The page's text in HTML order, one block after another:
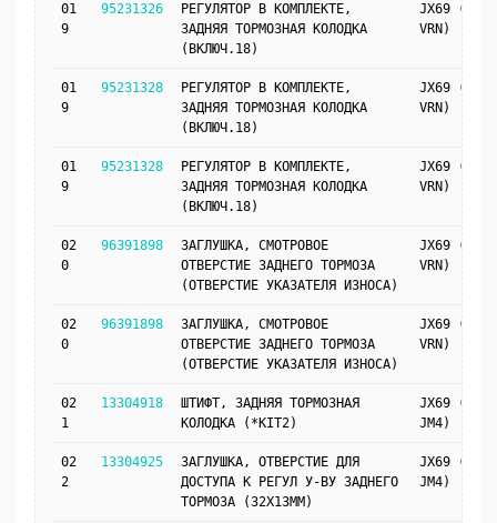
01
9
95231326
РЕГУЛЯТОР В КОМПЛЕКТЕ,
ЗАДНЯЯ ТОРМОЗНАЯ КОЛОДКА
(ВКЛЮЧ.18)
JX69 (JM4,
VRN)
01
9
95231328
РЕГУЛЯТОР В КОМПЛЕКТЕ,
ЗАДНЯЯ ТОРМОЗНАЯ КОЛОДКА
(ВКЛЮЧ.18)
JX69 (J41,
VRN)
01
9
95231328
РЕГУЛЯТОР В КОМПЛЕКТЕ,
ЗАДНЯЯ ТОРМОЗНАЯ КОЛОДКА
(ВКЛЮЧ.18)
JX69 (JM4,
VRN)
02
0
96391898
ЗАГЛУШКА, СМОТРОВОЕ
ОТВЕРСТИЕ ЗАДНЕГО ТОРМОЗА
(ОТВЕРСТИЕ УКАЗАТЕЛЯ ИЗНОСА)
JX69 (J41,
VRN)
02
0
96391898
ЗАГЛУШКА, СМОТРОВОЕ
ОТВЕРСТИЕ ЗАДНЕГО ТОРМОЗА
(ОТВЕРСТИЕ УКАЗАТЕЛЯ ИЗНОСА)
JX69 (JM4,
VRN)
02
1
13304918
ШТИФТ, ЗАДНЯЯ ТОРМОЗНАЯ
КОЛОДКА (*KIT2)
JX69 (J41,
JM4)
02
2
13304925
ЗАГЛУШКА, ОТВЕРСТИЕ ДЛЯ
ДОСТУПА К РЕГУЛ У-ВУ ЗАДНЕГО
ТОРМОЗА (32X13MM)
JX69 (J41,
JM4)